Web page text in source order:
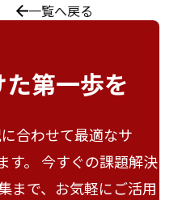
一覧へ戻る
た第一歩を
合わせて最適なサ
す。 今すぐの課題解決
まで、お気軽にご活用